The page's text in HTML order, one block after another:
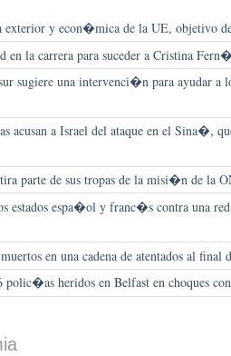
y econ�mica de la UE, objetivo
en la carrera para suceder a Cristina
sugiere una intervenci�n para ayudar a
acusan a Israel del ataque en el Sina�,
parte de sus tropas de la misi�n de la
estados espa�ol y franc�s contra una
en una cadena de atentados al final
polic�as heridos en Belfast en choques